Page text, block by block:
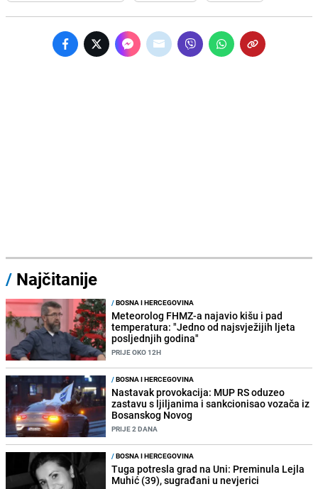
/ Najčitanije
/BOSNA I HERCEGOVINA
Meteorolog FHMZ-a najavio kišu i pad
temperatura: "Jedno od najsvježijih ljeta
posljednjih godina"
PRIJE OKO 12H
/BOSNA I HERCEGOVINA
Nastavak provokacija: MUP RS oduzeo
zastavu s ljiljanima i sankcionisao vozača iz
Bosanskog Novog
PRIJE 2 DANA
/BOSNA I HERCEGOVINA
Tuga potresla grad na Uni: Preminula Lejla
Muhić (39), sugrađani u nevjerici